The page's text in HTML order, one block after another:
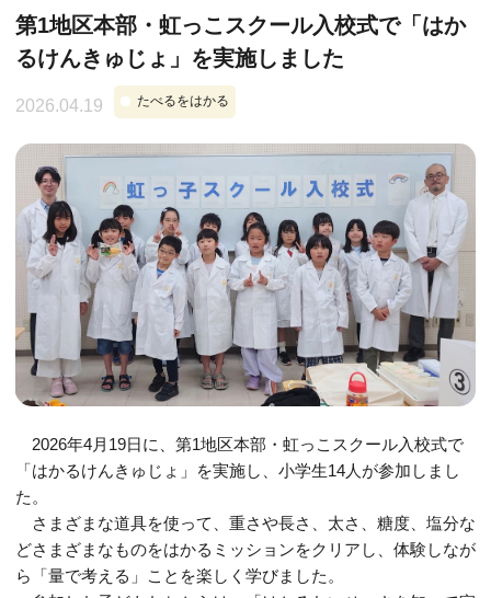
第1地区本部・虹っこスクール入校式で「はか
るけんきゅじょ」を実施しました
2026.04.19 たべるをはかる
2026年4月19日に、第1地区本部・虹っこスクール入校式で
「はかるけんきゅじょ」を実施し、小学生14人が参加しまし
た。
さまざまな道具を使って、重さや長さ、太さ、糖度、塩分な
どさまざまなものをはかるミッションをクリアし、体験しなが
ら「量で考える」ことを楽しく学びました。